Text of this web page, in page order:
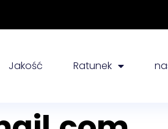
Jakość Ratunek